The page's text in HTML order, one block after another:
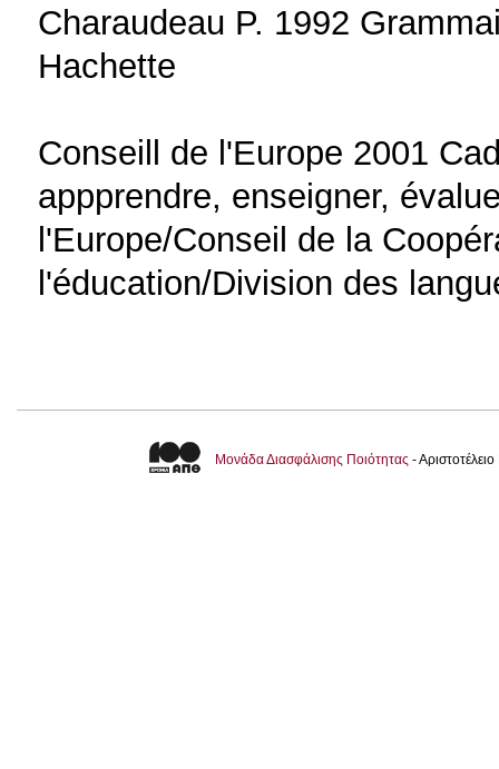
Charaudeau P. 1992
Hachette
Conseill de l'Europe 2001
appprendre, enseigner,
l'Europe/Conseil de la
l'éducation/Division des
Μονάδα Διασφάλισης Ποιότητας -